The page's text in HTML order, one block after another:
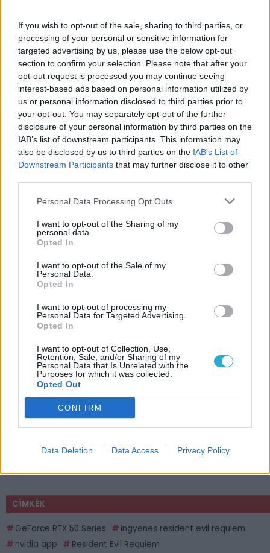
If you wish to opt-out of the sale, sharing to third parties, or
processing of your personal or sensitive information for
targeted advertising by us, please use the below opt-out
section to confirm your selection. Please note that after your
opt-out request is processed you may continue seeing
interest-based ads based on personal information utilized by
us or personal information disclosed to third parties prior to
your opt-out. You may separately opt-out of the further
disclosure of your personal information by third parties on the
IAB’s list of downstream participants. This information may
also be disclosed by us to third parties on the IAB’s List of
Downstream Participants that may further disclose it to other
Personal Data Processing Opt Outs
I want to opt-out of the Sharing of my
personal data.
Opted In
I want to opt-out of the Sale of my
Personal Data.
Opted In
I want to opt-out of processing my
Personal Data for Targeted Advertising.
Opted In
I want to opt-out of Collection, Use,
Retention, Sale, and/or Sharing of my
Personal Data that Is Unrelated with the
Purposes for which it was collected.
Opted Out
CONFIRM
Data Deletion Data Access Privacy Policy
LEGFRISSEBB VIDEÓNK
CÍMKÉK
GeForce RTX 50 Series
ingyenes resident evil requiem
nvidia app
Resident Evil Requiem